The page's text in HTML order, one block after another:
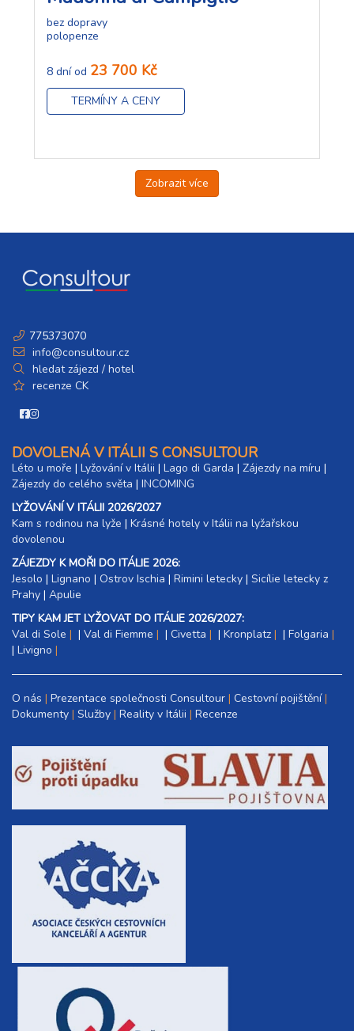
bez dopravy
polopenze
8 dní od 23 700 Kč
TERMÍNY A CENY
Zobrazit více
775373070
info@consultour.cz
hledat zájezd / hotel
recenze CK
DOVOLENÁ V ITÁLII S CONSULTOUR
Léto u moře | Lyžování v Itálii | Lago di Garda | Zájezdy na míru |
Zájezdy do celého světa | INCOMING
LYŽOVÁNÍ V ITÁLII 2026/2027
Kam s rodinou na lyže |​ Krásné hotely v Itálii na lyžařskou
dovolenou
ZÁJEZDY K MOŘI DO ITÁLIE 2026:
Jesolo | Lignano | Ostrov Ischia | Rimini letecky | Sicílie letecky z
Prahy | Apulie
TIPY KAM JET LYŽOVAT DO ITÁLIE 2026/2027:
Val di Sole
| Val di Fiemme | Civetta | Kronplatz | Folgaria
| Livigno
O nás Prezentace společnosti Consultour Cestovní pojištění
Dokumenty Služby Reality v Itálii Recenze